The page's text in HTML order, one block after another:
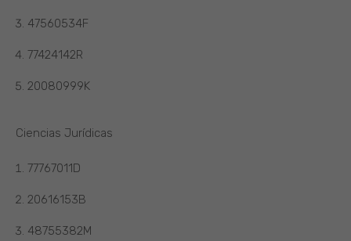
47560534F
77424142R
20080999K
Ciencias Jurídicas
77767011D
20616153B
48755382M